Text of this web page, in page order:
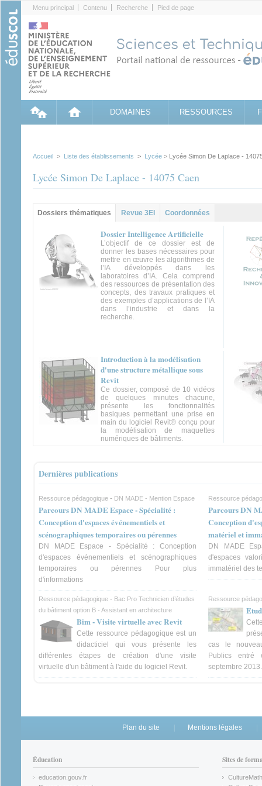
Menu principal Contenu Recherche Pied de page
DOMAINES RESSOURCES
Accueil > Liste des établissements > Lycée > Lycée Simon De Laplace -
Lycée Simon De Laplace - 14075 Caen
Groupe principal
Dossiers thématiques (onglet
actif)
Revue 3EI Coordonnées
Dossier Intelligence Artificielle
L’objectif de ce dossier est de
donner les bases nécessaires pour
mettre en œuvre les algorithmes de
l’IA développés dans les
laboratoires d’IA. Cela comprend
des ressources de présentation des
concepts, des travaux pratiques et
des exemples d’applications de l’IA
dans l’industrie et dans la
recherche.
Introduction à la modélisation
d'une structure métallique sous
Revit
Ce dossier, composé de 10 vidéos
de quelques minutes chacune,
présente les fonctionnalités
basiques permettant une prise en
main du logiciel Revit® conçu pour
la modélisation de maquettes
numériques de bâtiments.
Dernières publications
Ressource pédagogique - DN MADE - Mention Espace
Parcours DN MADE Espace - Spécialité :
Conception d'espaces événementiels et
scénographiques temporaires ou pérennes
DN MADE Espace - Spécialité : Conception
d'espaces événementiels et scénographiques
temporaires ou pérennes Pour plus
d'informations
Ressource
Parcours DN
Conception
matériel et
DN MADE
d'espaces
immatériel des
Ressource pédagogique - Bac Pro Technicien d’études
du bâtiment option B - Assistant en architecture
Bim - Visite virtuelle avec Revit
Cette ressource pédagogique est un
didacticiel qui vous présente les
différentes étapes de création d'une visite
virtuelle d'un bâtiment à l'aide du logiciel Revit.
Ressource
cas le
Publics
septembre 2013.
Plan du site Mentions légales
Éducation
education.gouv.fr
Sites de
CultureMath